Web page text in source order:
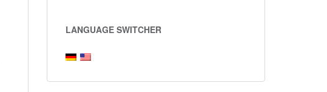
LANGUAGE SWITCHER